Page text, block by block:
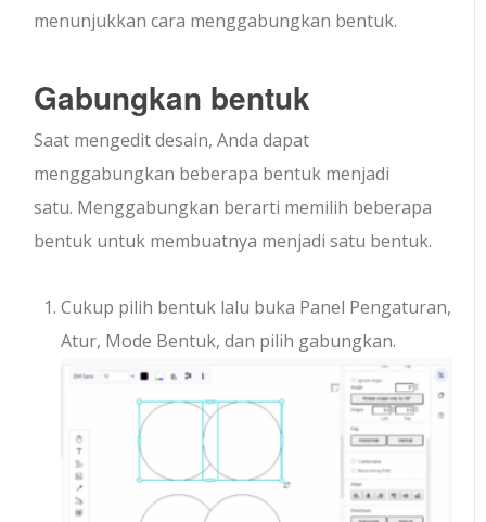
menunjukkan cara menggabungkan bentuk.
Gabungkan bentuk
Saat mengedit desain, Anda dapat
menggabungkan beberapa bentuk menjadi
satu. Menggabungkan berarti memilih beberapa
bentuk untuk membuatnya menjadi satu bentuk.
Cukup pilih bentuk lalu buka Panel Pengaturan,
Atur, Mode Bentuk, dan pilih gabungkan.